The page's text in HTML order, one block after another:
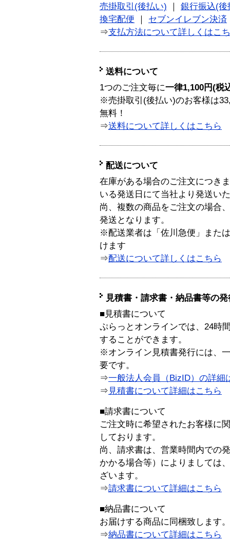
売掛取引(後払い)
銀行振込(後
換宅配便
セブンイレブン決済
⇒支払方法について詳しくはこ
送料について
1つのご注文毎に一律1,100円(税
※売掛取引(後払い)のお客様は
無料！
⇒送料について詳しくはこちら
配送について
在庫がある場合のご注文につき
いる発送日にて当社より発送い
尚、複数の商品をご注文の場合
発送となります。
※配送業者は「佐川急便」また
けます
⇒配送について詳しくはこちら
見積書・請求書・納品書等の
■見積書について
ぷらっとオンラインでは、24時
することができます。
※オンライン見積書発行には、
要です。
⇒一般法人会員（BizID）の詳細
⇒ 見積書について詳細はこちら
■請求書について
ご注文時に希望されたお客様に
しております。
尚、請求書は、営業時間内での
かかる場合等）によりましては
ざいます。
⇒請求書について詳細はこちら
■納品書について
お届けする商品に同梱致します。
⇒納品書について詳細はこちら